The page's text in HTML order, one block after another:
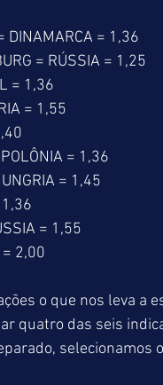
DINAMARCA = 1,36
= RÚSSIA = 1,25
= 1,36
= 1,55
= 1,36
= 1,45
1,36
= 1,55
= 2,00
o que nos leva a
quatro das seis
selecionamos